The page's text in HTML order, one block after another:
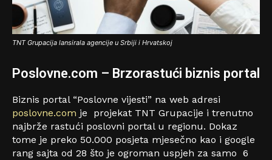
TNT Grupacija lansirala agencije u Srbiji i Hrvatskoj
Poslovne.com – Brzorastući biznis portal
Biznis portal “Poslovne vijesti” na web adresi
poslovne.com je projekat TNT Grupacije i trenutno
najbrže rastući poslovni portal u regionu. Dokaz
tome je preko 50.000 posjeta mjesečno kao i google
rang sajta od 28 što je ogroman uspjeh za samo 6